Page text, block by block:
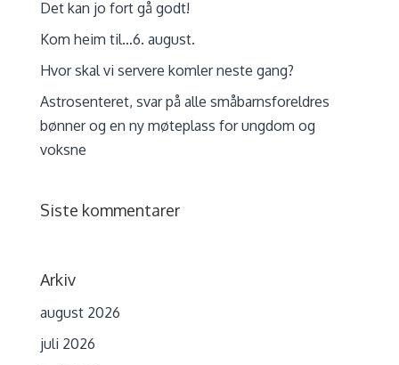
Det kan jo fort gå godt!
Kom heim til…6. august.
Hvor skal vi servere komler neste gang?
Astrosenteret, svar på alle småbarnsforeldres
bønner og en ny møteplass for ungdom og
voksne
Siste kommentarer
Arkiv
august 2026
juli 2026